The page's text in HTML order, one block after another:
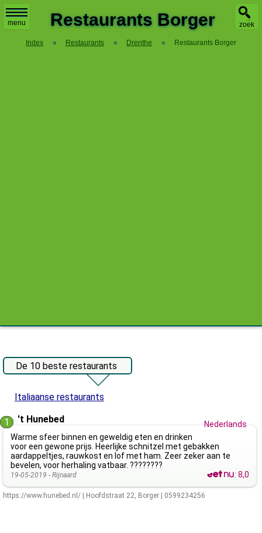
menu zoek
Restaurants Borger
Index » Restaurants » Drenthe » Restaurants Borger
De 10 beste restaurants
Italiaanse restaurants
1 't Hunebed
Nederlands
Warme sfeer binnen en geweldig eten en drinken
voor een gewone prijs. Heerlijke schnitzel met gebakken
aardappeltjes, rauwkost en lof met ham. Zeer zeker aan te
bevelen, voor herhaling vatbaar. ????????
19-05-2019 - Rijnaard :8,0
https://www.hunebed.nl/ Hoofdstraat 22, Borger 0599234256